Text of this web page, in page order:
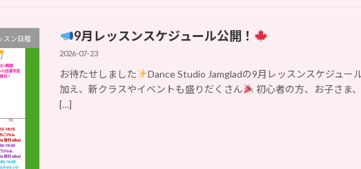
スン日程 9月レッスンスケジュール公開！
2026-07-23
お待たせしました
Dance Studio Jamgladの9月レッスンスケジュー
加え、新クラスやイベントも盛りだくさん
初心者の方、お子さま
[…]